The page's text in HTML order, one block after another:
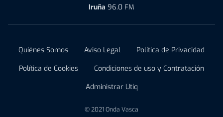
Iruña 96.0 FM
Quiénes Somos Aviso Legal
Política de Privacidad
Política de Cookies
Condiciones de uso y Contratación
Administrar Utiq
© 2021 Onda Vasca